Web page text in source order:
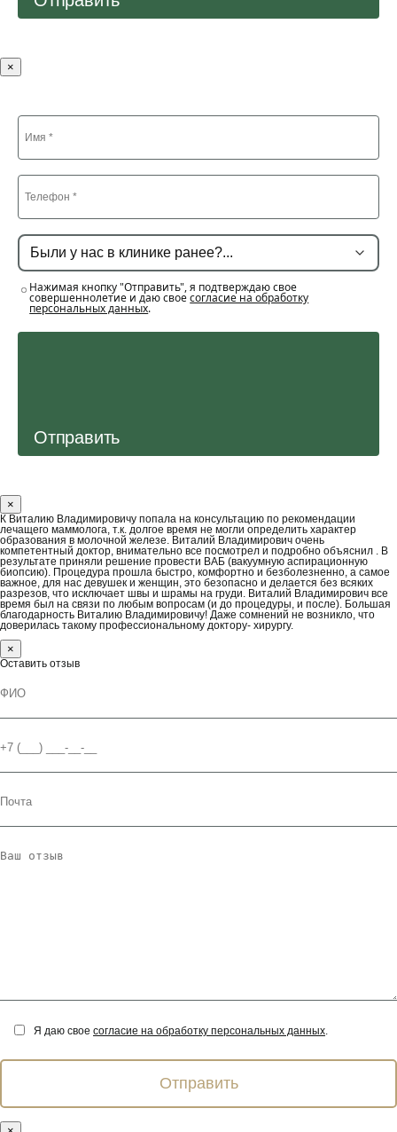
×
Нажимая кнопку "Отправить", я подтверждаю свое
совершеннолетие и даю своесогласие на обработку
персональных данных.
Отправить
×
К Виталию Владимировичу попала на консультацию по рекомендации
лечащего маммолога, т.к. долгое время не могли определить характер
образования в молочной железе. Виталий Владимирович очень
компетентный доктор, внимательно все посмотрел и подробно объяснил . В
результате приняли решение провести ВАБ (вакуумную аспирационную
биопсию). Процедура прошла быстро, комфортно и безболезненно, а самое
важное, для нас девушек и женщин, это безопасно и делается без всяких
разрезов, что исключает швы и шрамы на груди. Виталий Владимирович все
время был на связи по любым вопросам (и до процедуры, и после). Большая
благодарность Виталию Владимировичу! Даже сомнений не возникло, что
доверилась такому профессиональному доктору- хирургу.
×
Оставить отзыв
Я даю свое согласие на обработку персональных данных.